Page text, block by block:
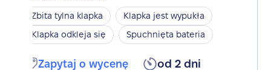
Zbita tylna klapka
Klapka jest wypukła
Klapka odkleja się
Spuchnięta bateria
Zapytaj o wycenę od 2 dni